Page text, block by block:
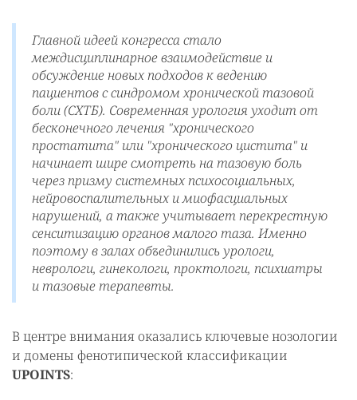
Главной идеей конгресса стало
междисциплинарное взаимодействие и
обсуждение новых подходов к ведению
пациентов с синдромом хронической тазовой
боли (СХТБ). Современная урология уходит от
бесконечного лечения "хронического
простатита" или "хронического цистита" и
начинает шире смотреть на тазовую боль
через призму системных психосоциальных,
нейровоспалительных и миофасциальных
нарушений, а также учитывает перекрестную
сенситизацию органов малого таза. Именно
поэтому в залах объединились урологи,
неврологи, гинекологи, проктологи, психиатры
и тазовые терапевты.
В центре внимания оказались ключевые нозологии
и домены фенотипической классификации
UPOINTS: